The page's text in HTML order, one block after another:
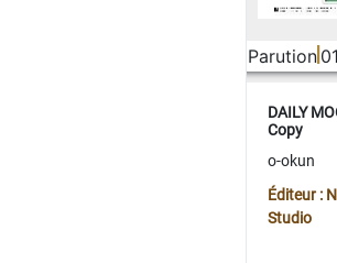
Parution
DAILY
Copy
o-okun
Éditeur :
Studio